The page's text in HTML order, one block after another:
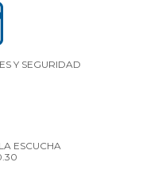
Y SEGURIDAD
ESCUCHA